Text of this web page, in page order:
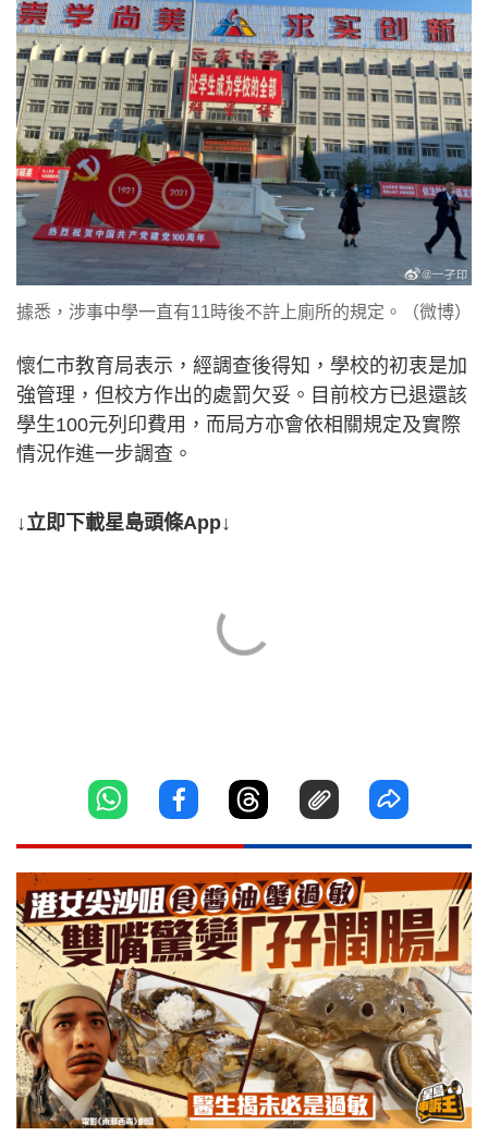
據悉，涉事中學一直有11時後不許上廁所的規定。（微博）
懷仁市教育局表示，經調查後得知，學校的初衷是加
強管理，但校方作出的處罰欠妥。目前校方已退還該
學生100元列印費用，而局方亦會依相關規定及實際
情況作進一步調查。
↓立即下載星島頭條App↓